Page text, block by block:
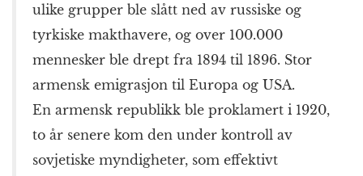
ulike grupper ble slått ned av russiske og
tyrkiske makthavere, og over 100.000
mennesker ble drept fra 1894 til 1896. Stor
armensk emigrasjon til Europa og USA.
En armensk republikk ble proklamert i 1920,
to år senere kom den under kontroll av
sovjetiske myndigheter, som effektivt